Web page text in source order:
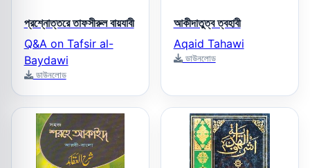
প্রশ্নোত্তরে তাফসীরুল বায়যাবী
Q&A on Tafsir al-
Baydawi
ডাউনলোড
আকীদাতুত্ব ত্বহাবী
Aqaid Tahawi
ডাউনলোড